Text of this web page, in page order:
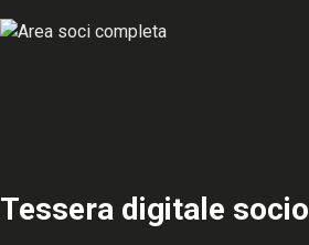
Tessera digitale socio